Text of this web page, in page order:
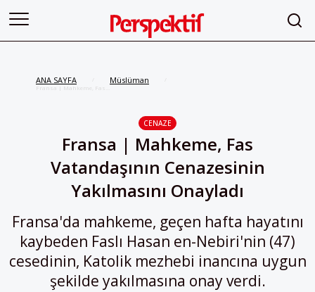
ANA SAYFA Müslüman
Fransa | Mahkeme, Fas
Vatandaşının Cenazesinin
CENAZE
Fransa | Mahkeme, Fas
Vatandaşının Cenazesinin
Yakılmasını Onayladı
Fransa'da mahkeme, geçen hafta hayatını
kaybeden Faslı Hasan en-Nebiri'nin (47)
cesedinin, Katolik mezhebi inancına uygun
şekilde yakılmasına onay verdi.